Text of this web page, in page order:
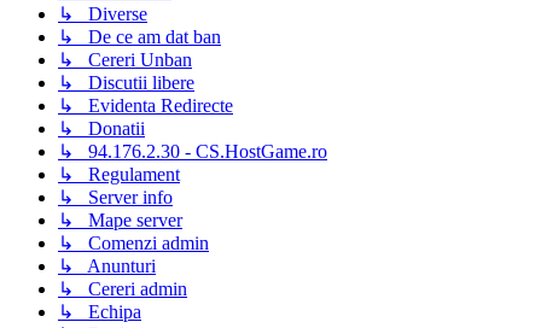
↳ Diverse
↳ De ce am dat ban
↳ Cereri Unban
↳ Discutii libere
↳ Evidenta Redirecte
↳ Donatii
↳ 94.176.2.30 - CS.HostGame.ro
↳ Regulament
↳ Server info
↳ Mape server
↳ Comenzi admin
↳ Anunturi
↳ Cereri admin
↳ Echipa